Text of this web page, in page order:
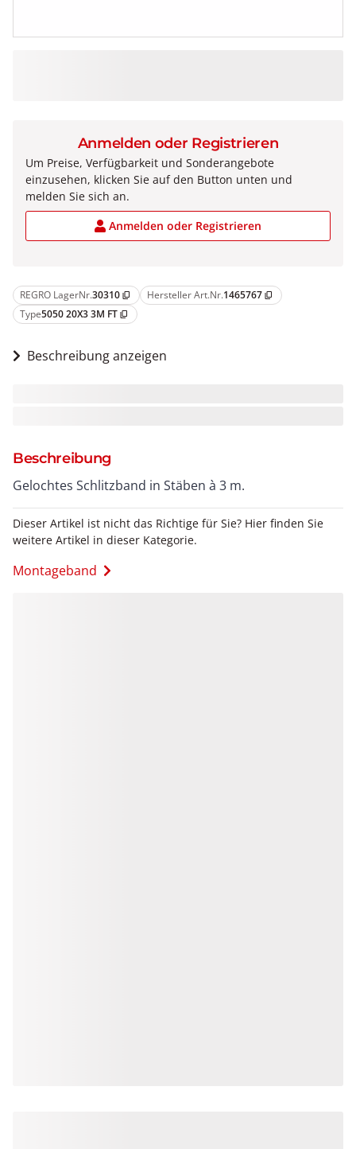
REGRO LagerNr.30310 content_copy Hersteller Art.Nr.1465767 content_copy
Type5050 20X3 3M FT content_copy
Beschreibung anzeigen
Beschreibung
Gelochtes Schlitzband in Stäben à 3 m.
Dieser Artikel ist nicht das Richtige für Sie? Hier finden Sie
weitere Artikel in dieser Kategorie.
Montageband
Anmelden oder Registrieren
Um Preise, Verfügbarkeit und Sonderangebote
einzusehen, klicken Sie auf den Button unten und
melden Sie sich an.
Anmelden oder Registrieren